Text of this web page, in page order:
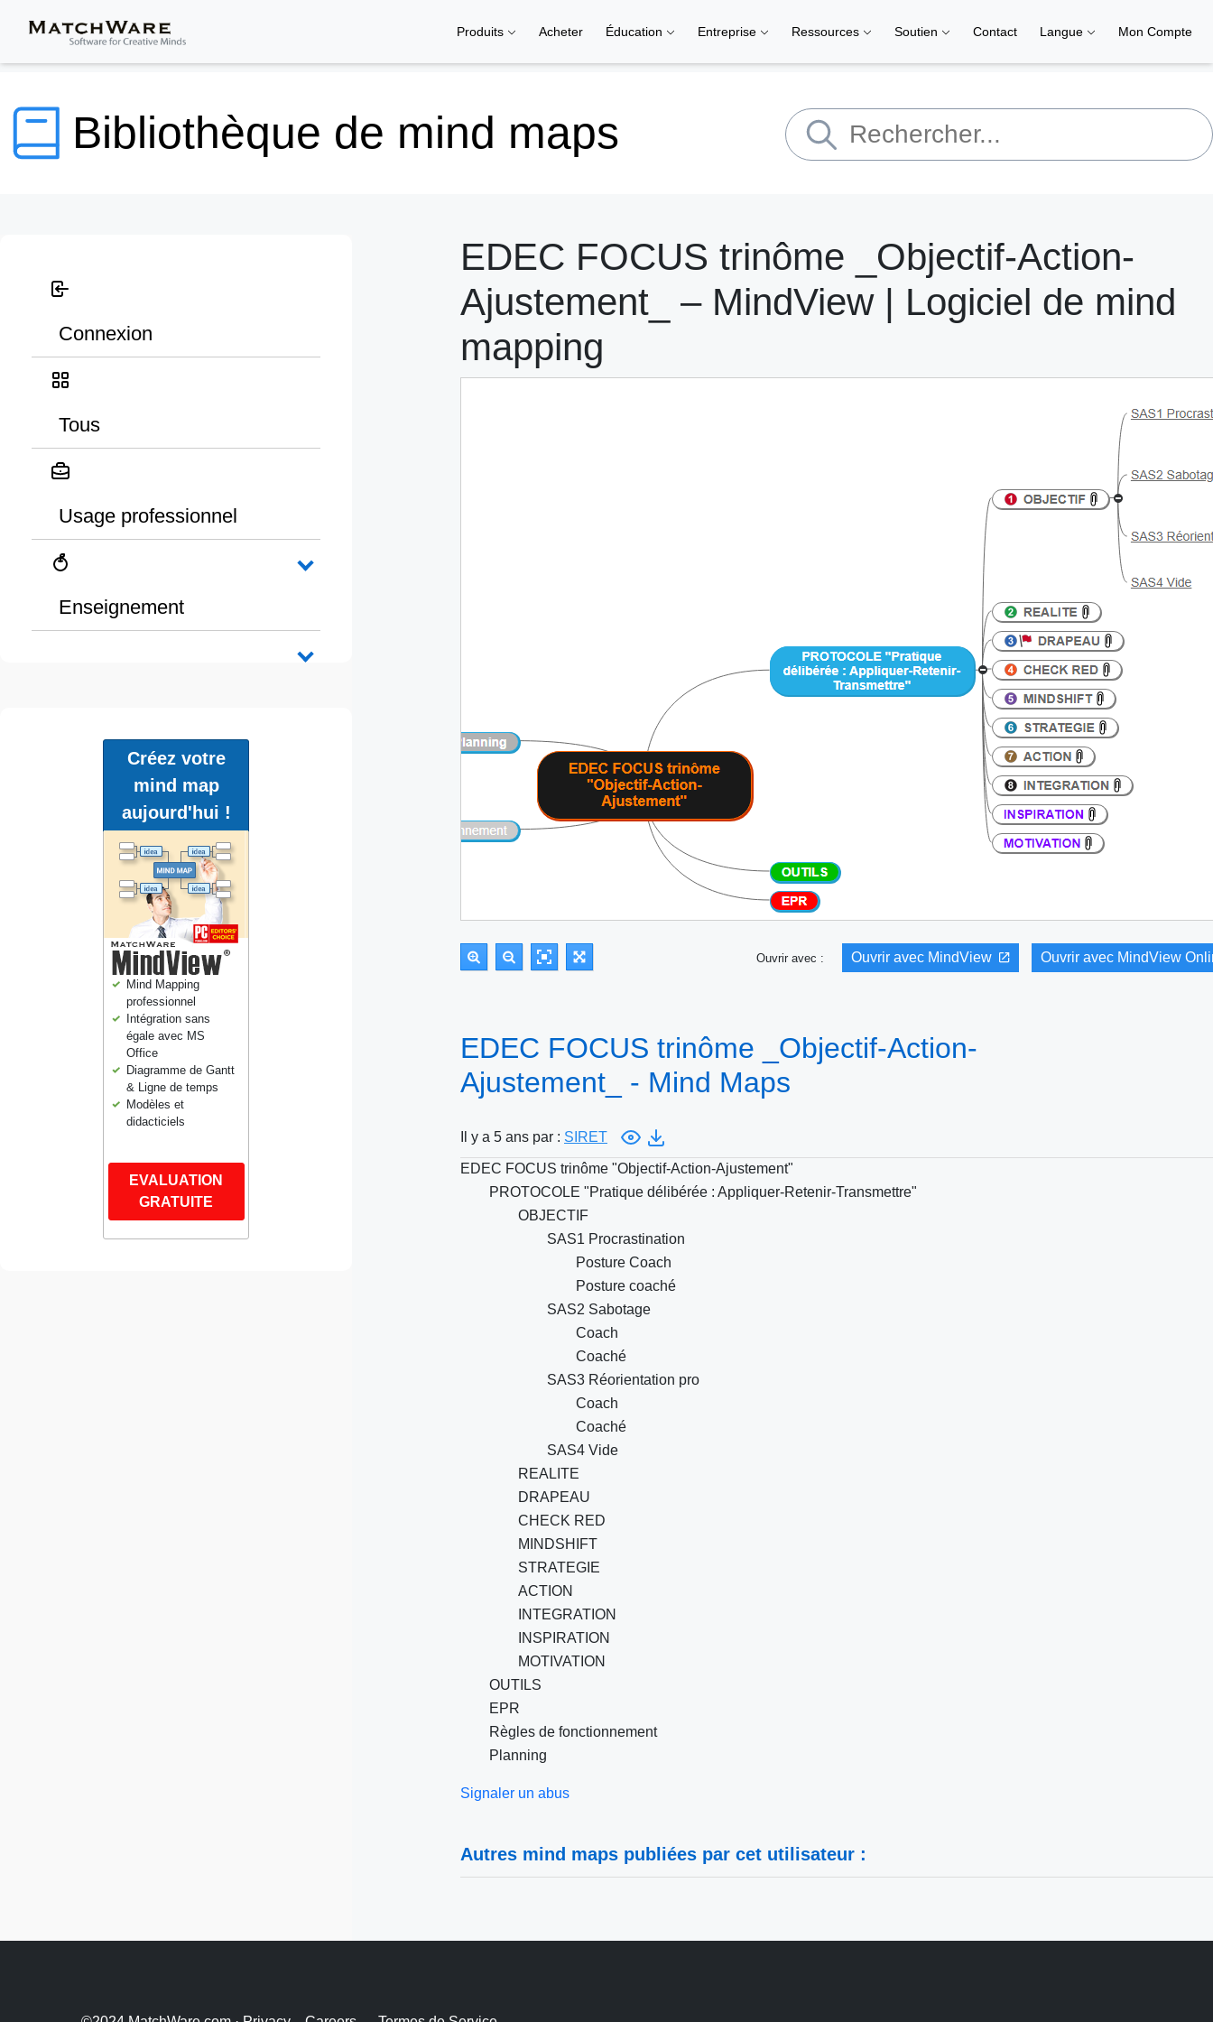
Produits Acheter Éducation Entreprise Ressources Soutien Contact Langue Mon Compte
Bibliothèque de mind maps
Connexion
Tous
Usage professionnel
Enseignement
Créez votre
mind map
aujourd'hui !
Mind Mapping
professionnel
Intégration sans
égale avec MS
Office
Diagramme de Gantt
& Ligne de temps
Modèles et
didacticiels
EVALUATION
GRATUITE
EDEC FOCUS trinôme _Objectif-Action-
Ajustement_ – MindView | Logiciel de mind
mapping
Ouvrir avec : Ouvrir avec MindView Ouvrir avec MindView
EDEC FOCUS trinôme _Objectif-Action-
Ajustement_ - Mind Maps
Il y a 5 ans par : SIRET
EDEC FOCUS trinôme "Objectif-Action-Ajustement"
PROTOCOLE "Pratique délibérée : Appliquer-Retenir-Transmettre"
OBJECTIF
SAS1 Procrastination
Posture Coach
Posture coaché
SAS2 Sabotage
Coach
Coaché
SAS3 Réorientation pro
Coach
Coaché
SAS4 Vide
REALITE
DRAPEAU
CHECK RED
MINDSHIFT
STRATEGIE
ACTION
INTEGRATION
INSPIRATION
MOTIVATION
OUTILS
EPR
Règles de fonctionnement
Planning
Signaler un abus
Autres mind maps publiées par cet utilisateur :